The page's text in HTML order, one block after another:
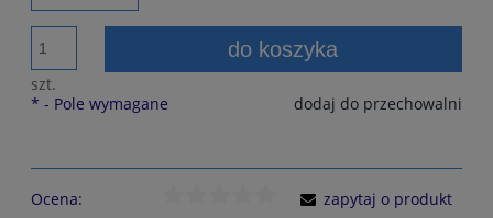
szt.
do koszyka
dodaj do przechowalni
* - Pole wymagane
Ocena:
zapytaj o produkt